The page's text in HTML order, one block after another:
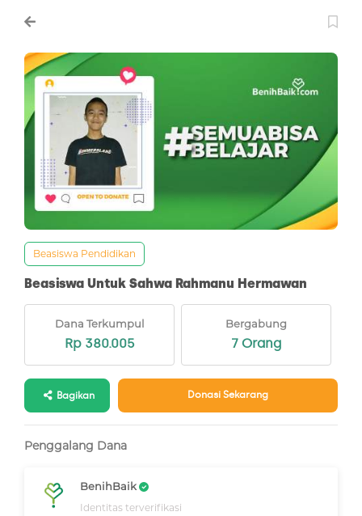
Beasiswa Pendidikan
Beasiswa Untuk Sahwa Rahmanu Hermawan
Dana Terkumpul
Rp 380.005
Bergabung
7 Orang
Bagikan Donasi Sekarang
Penggalang Dana
BenihBaik
Identitas terverifikasi